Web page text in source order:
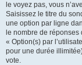
le voyez pas, vous
Saisissez le titre du
une option par ligne
le nombre de
« Option(s) par
pour une durée
vote.